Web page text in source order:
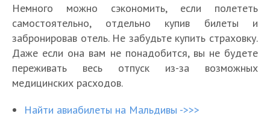
Немного можно сэкономить, если полететь
самостоятельно, отдельно купив билеты и
забронировав отель. Не забудьте купить страховку.
Даже если она вам не понадобится, вы не будете
переживать весь отпуск из-за возможных
медицинских расходов.
Найти авиабилеты на Мальдивы ->>>